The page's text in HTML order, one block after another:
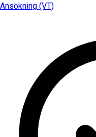
Ansökning (VT)